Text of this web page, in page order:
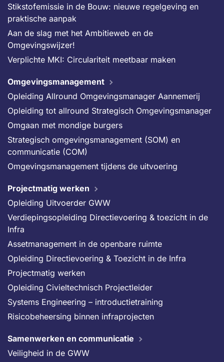
Stikstofemissie in de Bouw: nieuwe regelgeving en
praktische aanpak
Aan de slag met het Ambitieweb en de
Omgevingswijzer!
Verplichte MKI: Circulariteit meetbaar maken
Omgevingsmanagement
Opleiding Allround Omgevingsmanager Aannemerij
Opleiding tot allround Strategisch Omgevingsmanager
Omgaan met mondige burgers
Strategisch omgevingsmanagement (SOM) en
communicatie (COM)
Omgevingsmanagement tijdens de uitvoering
Projectmatig werken
Opleiding Uitvoerder GWW
Verdiepingsopleiding Directievoering & toezicht in de
Infra
Assetmanagement in de openbare ruimte
Opleiding Directievoering & Toezicht in de Infra
Projectmatig werken
Opleiding Civieltechnisch Projectleider
Systems Engineering – introductietraining
Risicobeheersing binnen infraprojecten
Samenwerken en communicatie
Veiligheid in de GWW